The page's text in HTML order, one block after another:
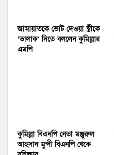
জামায়াতকে ভোট দেওয়া স্ত্রীকে
‘তালাক’ দিতে বললেন কুমিল্লার
এমপি
কুমিল্লা বিএনপি নেতা মঞ্জুরুল
আহসান মুন্সী বিএনপি থেকে